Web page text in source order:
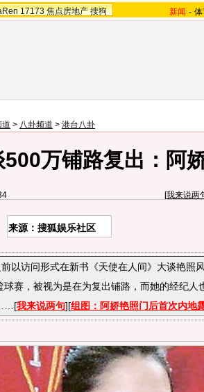
17173 焦点房地产 搜狗 新闻 -
道 > 八卦频道 > 港台八卦
万铺路复出：阿
[我来说两
来源：搜狐娱乐社区
前以访问形式在新书《天使在人间》大谈艳照
球赛，被视为是在为复出铺路，而她的经纪人
我来说两句][组图：阿娇艳照门后首次内地